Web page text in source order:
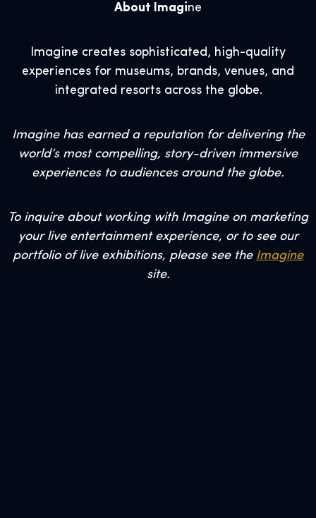
About Imagine
Imagine creates sophisticated, high-quality
experiences for museums, brands, venues, and
integrated resorts across the globe.
Imagine has earned a reputation for delivering the
world’s most compelling, story-driven immersive
experiences to audiences around the globe.
To inquire about working with Imagine on marketing
your live entertainment experience, or to see our
portfolio of live exhibitions, please see the Imagine
site.